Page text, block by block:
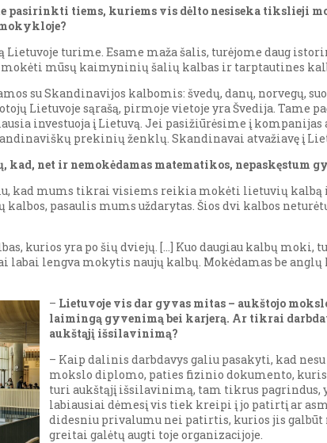
pasirinkti tiems, kuriems vis dėlto nesiseka tikslieji
Lietuvoje turime. Esame maža šalis, turėjome daug
mūsų kaimyninių šalių kalbas ir tarptautines
su Skandinavijos kalbomis: švedų, danų, norvegų,
Lietuvoje sąrašą, pirmoje vietoje yra Švedija. Tame
investuoja į Lietuvą. Jei pasižiūrėsime į
prekinių ženklų. Skandinavai atvažiavę į
net ir nemokėdamas matematikos, nepaskęstum
kad mums tikrai visiems reikia mokėti lietuvių kalbą
pasaulis mums uždarytas. Šios dvi kalbos
kurios yra po šių dviejų. […] Kuo daugiau kalbų moki,
labai lengva mokytis naujų kalbų. Mokėdamas be
– Lietuvoje vis dar gyvas mitas – aukštojo
laimingą gyvenimą bei karjerą. Ar tikrai
aukštąjį išsilavinimą?
– Kaip dalinis darbdavys galiu pasakyti, kad
mokslo diplomo, paties fizinio dokumento,
turi aukštąjį išsilavinimą, tam tikrus pagrindus,
labiausiai dėmesį vis tiek kreipi į jo patirtį ar
didesniu privalumu nei patirtis, kurios jis
greitai galėtų augti toje organizacijoje.